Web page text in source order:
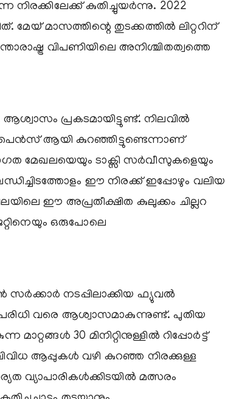
നിരക്കിലേക്ക് കുതിച്ചുയർന്നു. 2022
മാസത്തിന്റെ തുടക്കത്തിൽ ലിറ്ററിന്
വിപണിയിലെ അനിശ്ചിതത്വത്തെ
പ്രകടമായിട്ടുണ്ട്. നിലവിൽ
പെൻസ് ആയി കുറഞ്ഞിട്ടുണ്ടെന്നാണ്
മേഖലയെയും ടാക്സി സർവീസുകളെയും
ഈ നിരക്ക് ഇപ്പോഴും വലിയ
ഈ അപ്രതീക്ഷിത കുലുക്കം ചില്ലറ
ഒരുപോലെ
സർക്കാർ നടപ്പിലാക്കിയ ഫ്യുവൽ
വരെ ആശ്വാസമാകുന്നുണ്ട്. പുതിയ
30 മിനിറ്റിനുള്ളിൽ റിപ്പോർട്ട്
ആപ്പുകൾ വഴി കുറഞ്ഞ നിരക്കുള്ള
വ്യാപാരികൾക്കിടയിൽ മത്സരം